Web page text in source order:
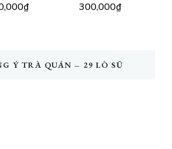
₫
300,000₫
Ý TRÀ QUÁN – 29 LÒ SŨ